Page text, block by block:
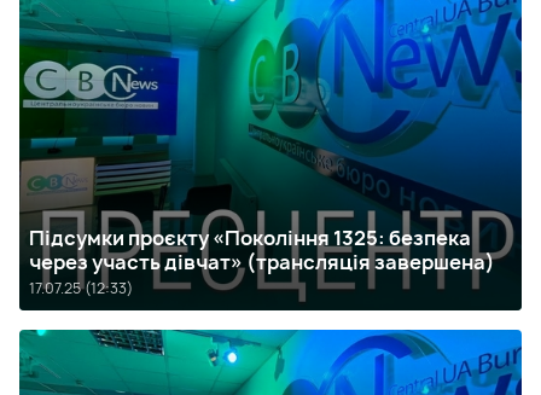
Підсумки проєкту «Покоління 1325: безпека
через участь дівчат» (трансляція завершена)
17.07.25 (12:33)